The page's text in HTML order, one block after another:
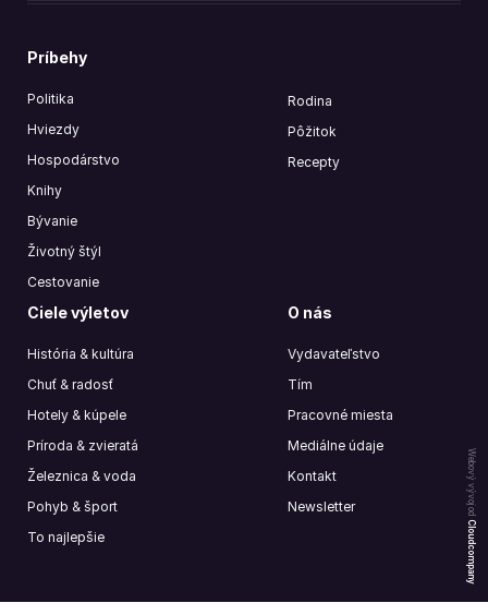
Webový vývoj od
Cloudcompany
Príbehy
Politika
Hviezdy
Hospodárstvo
Knihy
Bývanie
Životný štýl
Cestovanie
Rodina
Pôžitok
Recepty
Ciele výletov
História & kultúra
Chuť & radosť
Hotely & kúpele
Príroda & zvieratá
Železnica & voda
Pohyb & šport
To najlepšie
O nás
Vydavateľstvo
Tím
Pracovné miesta
Mediálne údaje
Kontakt
Newsletter